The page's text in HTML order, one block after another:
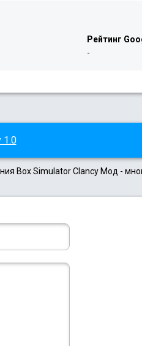
Рейтинг
-
1.0
Box Simulator Clancy Мод -